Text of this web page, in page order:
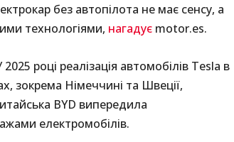
без автопілота не має сенсу, а
технологіями, нагадує motor.es.
році реалізація автомобілів Tesla в
зокрема Німеччині та Швеції,
BYD випередила
електромобілів.